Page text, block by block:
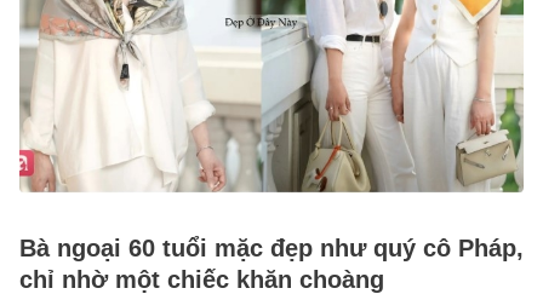
Bà ngoại 60 tuổi mặc đẹp như quý cô Pháp,
chỉ nhờ một chiếc khăn choàng